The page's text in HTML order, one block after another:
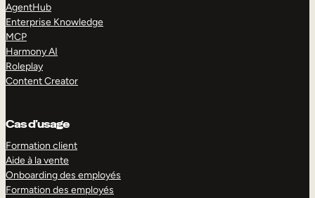
AgentHub
Enterprise Knowledge
MCP
Harmony AI
Roleplay
Content Creator
Cas d’usage
Formation client
Aide à la vente
Onboarding des employés
Formation des employés